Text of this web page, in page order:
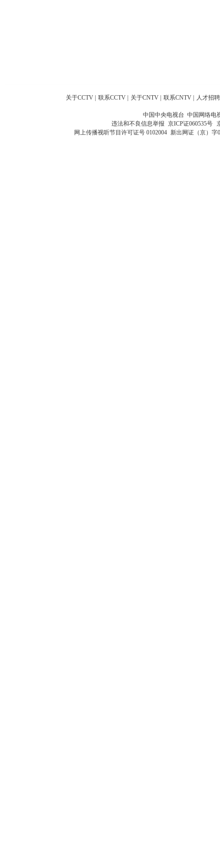
关于CCTV 联系CCTV 关于CNTV 联系CNTV 人才招聘
中国中央电视台 中国网络电
违法和不良信息举报 京ICP证060535号
网上传播视听节目许可证号 0102004 新出网证（京）